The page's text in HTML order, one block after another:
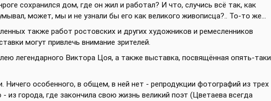
сохранился дом, где он жил и работал? И что, случись всё так, как
может, мы и не узнали бы его как великого живописца?.. То-то же...
также работ ростовских и других художников и ремесленников
могут привлечь внимание зрителей.
легендарного Виктора Цоя, а также выставка, посвящённая опять-таки
особенного, в общем, в ней нет - репродукции фотографий из трех
из города, где закончила свою жизнь великий поэт (Цветаева всегда